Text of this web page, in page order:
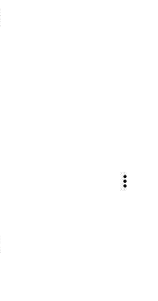
more_vert